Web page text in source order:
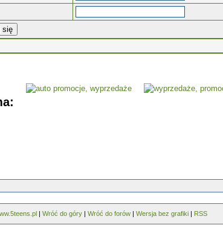
| Wróć do góry | Wróć do forów | Wersja bez grafiki | RSS